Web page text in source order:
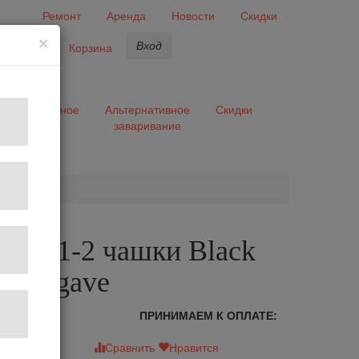
Ремонт Аренда Новости
Скидки
Корзина Вход
Разное
Альтернативное
заваривание
Скидки
на 1-2 чашки Black
Agave
ПРИНИМАЕМ К ОПЛАТЕ:
Сравнить
Нравится
×